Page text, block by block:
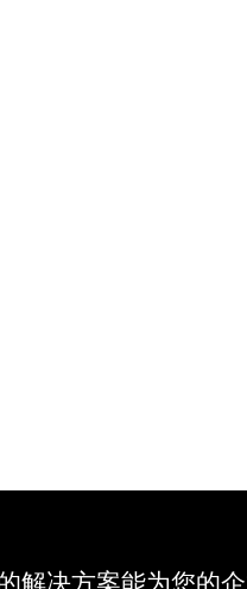
解决方案能为您的